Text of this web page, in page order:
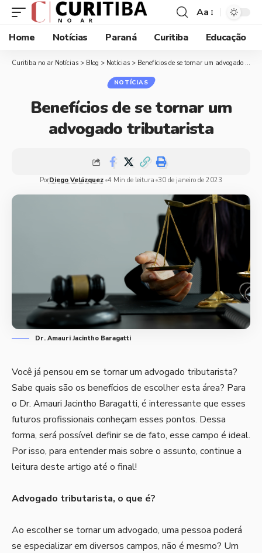
Aa
Home
Notícias Paraná Curitiba Educação
Curitiba no ar Notícias > Blog > Notícias > Benefícios de se tornar um advogado tributarista
NOTÍCIAS
Benefícios de se tornar um
advogado tributarista
PorDiego Velázquez 4 Min de leitura 30 de janeiro de 2023
Dr. Amauri Jacintho Baragatti
Você já pensou em se tornar um advogado tributarista?
Sabe quais são os benefícios de escolher esta área? Para
o Dr. Amauri Jacintho Baragatti, é interessante que esses
futuros profissionais conheçam esses pontos. Dessa
forma, será possível definir se de fato, esse campo é ideal.
Por isso, para entender mais sobre o assunto, continue a
leitura deste artigo até o final!
Advogado tributarista, o que é?
Ao escolher se tornar um advogado, uma pessoa poderá
se especializar em diversos campos, não é mesmo? Um